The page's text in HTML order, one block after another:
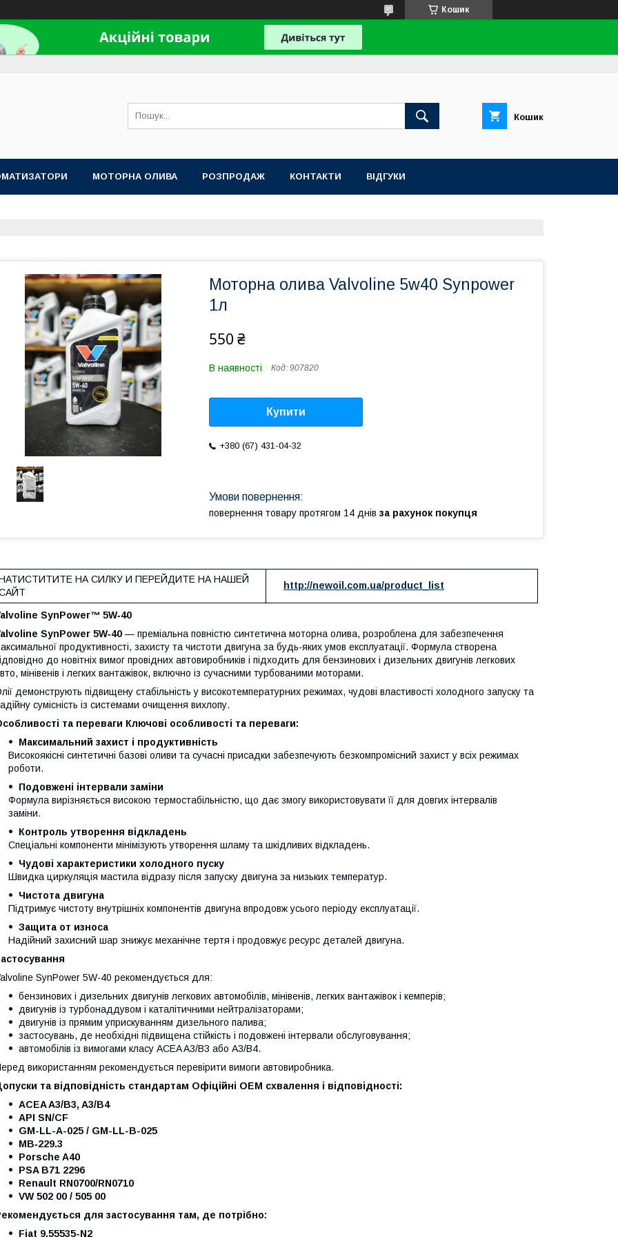
Кошик
Кошик
МОТОРНА ОЛИВА РОЗПРОДАЖ КОНТАКТИ ВІДГУКИ
Моторна олива Valvoline 5w40 Synpower
1л
550 ₴
В наявності Код: 907820
Купити
+380 (67) 431-04-32
повернення товару протягом 14 днів за рахунок покупця
НА СИЛКУ И ПЕРЕЙДИТЕ НА НАШЕЙ
http://newoil.com.ua/product_list
SynPower™ 5W‑40
SynPower 5W‑40 — преміальна повністю синтетична моторна олива, розроблена для забезпечення
продуктивності, захисту та чистоти двигуна за будь-яких умов експлуатації. Формула створена
до новітніх вимог провідних автовиробників і підходить для бензинових і дизельних двигунів легкових
мінівенів і легких вантажівок, включно із сучасними турбованими моторами.
демонструють підвищену стабільність у високотемпературних режимах, чудові властивості холодного запуску та
сумісність із системами очищення вихлопу.
та переваги Ключові особливості та переваги:
Максимальний захист і продуктивність
Високоякісні синтетичні базові оливи та сучасні присадки забезпечують безкомпромісний захист у всіх режимах
роботи.
Подовжені інтервали заміни
Формула вирізняється високою термостабільністю, що дає змогу використовувати її для довгих інтервалів
заміни.
Контроль утворення відкладень
Спеціальні компоненти мінімізують утворення шламу та шкідливих відкладень.
Чудові характеристики холодного пуску
Швидка циркуляція мастила відразу після запуску двигуна за низьких температур.
Чистота двигуна
Підтримує чистоту внутрішніх компонентів двигуна впродовж усього періоду експлуатації.
Защита от износа
Надійний захисний шар знижує механічне тертя і продовжує ресурс деталей двигуна.
SynPower 5W-40 рекомендується для:
бензинових і дизельних двигунів легкових автомобілів, мінівенів, легких вантажівок і кемперів;
двигунів із турбонаддувом і каталітичними нейтралізаторами;
двигунів із прямим уприскуванням дизельного палива;
застосувань, де необхідні підвищена стійкість і подовжені інтервали обслуговування;
автомобілів із вимогами класу ACEA A3/B3 або A3/B4.
використанням рекомендується перевірити вимоги автовиробника.
та відповідність стандартам Офіційні OEM схвалення і відповідності:
ACEA A3/B3, A3/B4
API SN/CF
GM-LL-A-025 / GM-LL-B-025
MB‑229.3
Porsche A40
PSA B71 2296
Renault RN0700/RN0710
VW 502 00 / 505 00
для застосування там, де потрібно:
Fiat 9.55535-N2